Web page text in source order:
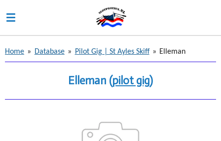
direct
naar
hoofdinhoud
Home » Database » Pilot Gig | St Ayles Skiff » Elleman
Elleman (pilot gig)